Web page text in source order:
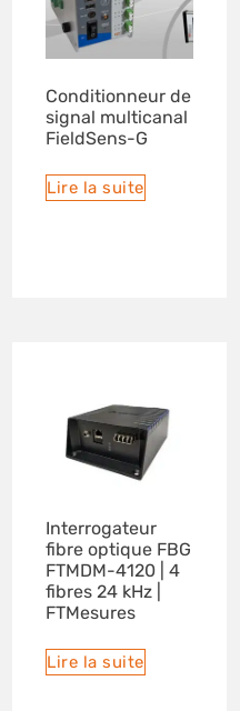
Conditionneur de
signal multicanal
FieldSens-G
Lire la suite
Interrogateur
fibre optique FBG
FTMDM-4120 | 4
fibres 24 kHz |
FTMesures
Lire la suite